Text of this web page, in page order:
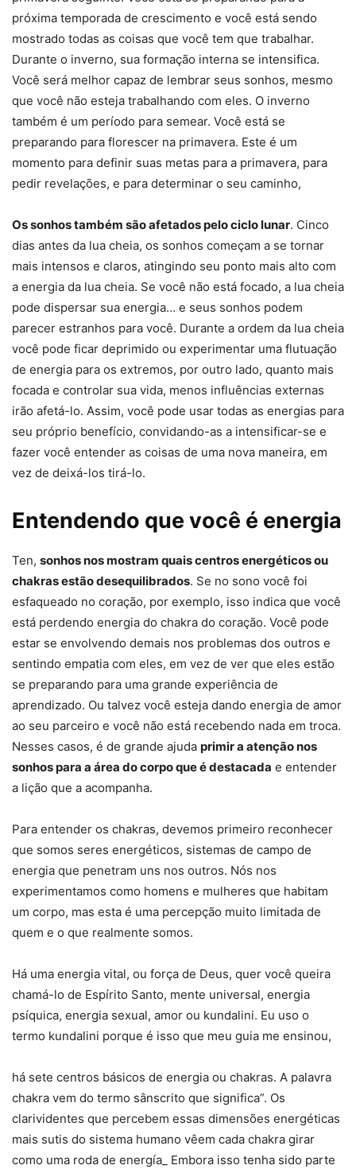
próxima temporada de crescimento e você está sendo
mostrado todas as coisas que você tem que trabalhar.
Durante o inverno, sua formação interna se intensifica.
Você será melhor capaz de lembrar seus sonhos, mesmo
que você não esteja trabalhando com eles. O inverno
também é um período para semear. Você está se
preparando para florescer na primavera. Este é um
momento para definir suas metas para a primavera, para
pedir revelações, e para determinar o seu caminho,
Os sonhos também são afetados pelo ciclo lunar. Cinco
dias antes da lua cheia, os sonhos começam a se tornar
mais intensos e claros, atingindo seu ponto mais alto com
a energia da lua cheia. Se você não está focado, a lua cheia
pode dispersar sua energia… e seus sonhos podem
parecer estranhos para você. Durante a ordem da lua cheia
você pode ficar deprimido ou experimentar uma flutuação
de energia para os extremos, por outro lado, quanto mais
focada e controlar sua vida, menos influências externas
irão afetá-lo. Assim, você pode usar todas as energias para
seu próprio benefício, convidando-as a intensificar-se e
fazer você entender as coisas de uma nova maneira, em
vez de deixá-los tirá-lo.
Entendendo que você é energia
Ten, sonhos nos mostram quais centros energéticos ou
chakras estão desequilibrados. Se no sono você foi
esfaqueado no coração, por exemplo, isso indica que você
está perdendo energia do chakra do coração. Você pode
estar se envolvendo demais nos problemas dos outros e
sentindo empatia com eles, em vez de ver que eles estão
se preparando para uma grande experiência de
aprendizado. Ou talvez você esteja dando energia de amor
ao seu parceiro e você não está recebendo nada em troca.
Nesses casos, é de grande ajuda primir a atenção nos
sonhos para a área do corpo que é destacada e entender
a lição que a acompanha.
Para entender os chakras, devemos primeiro reconhecer
que somos seres energéticos, sistemas de campo de
energia que penetram uns nos outros. Nós nos
experimentamos como homens e mulheres que habitam
um corpo, mas esta é uma percepção muito limitada de
quem e o que realmente somos.
Há uma energia vital, ou força de Deus, quer você queira
chamá-lo de Espírito Santo, mente universal, energia
psíquica, energia sexual, amor ou kundalini. Eu uso o
termo kundalini porque é isso que meu guia me ensinou,
há sete centros básicos de energia ou chakras. A palavra
chakra vem do termo sânscrito que significa”. Os
clarividentes que percebem essas dimensões energéticas
mais sutis do sistema humano vêem cada chakra girar
como uma roda de energía_ Embora isso tenha sido parte